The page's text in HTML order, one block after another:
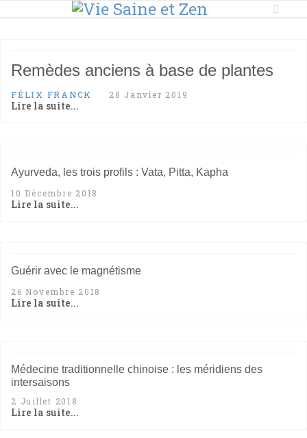
Remèdes anciens à base de plantes
FÉLIX FRANCK 28 Janvier 2019
Lire la suite...
Ayurveda, les trois profils : Vata, Pitta, Kapha
10 Décembre 2018
Lire la suite...
Guérir avec le magnétisme
26 Novembre 2018
Lire la suite...
Médecine traditionnelle chinoise : les méridiens des
intersaisons
2 Juillet 2018
Lire la suite...